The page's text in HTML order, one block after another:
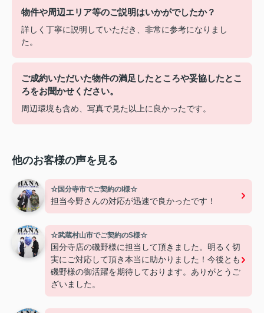
物件や周辺エリア等のご説明はいかがでしたか？
詳しく丁寧に説明していただき、非常に参考になりまし
た。
ご成約いただいた物件の満足したところや妥協したとこ
ろをお聞かせください。
周辺環境も含め、写真で見た以上に良かったです。
他のお客様の声を見る
☆国分寺市でご契約のI様☆
担当今野さんの対応が迅速で良かったです！
☆武蔵村山市でご契約のS様☆
国分寺店の磯野様に担当して頂きました。明るく切
実にご対応して頂き本当に助かりました！今後とも
磯野様の御活躍を期待しております。ありがとうご
ざいました。